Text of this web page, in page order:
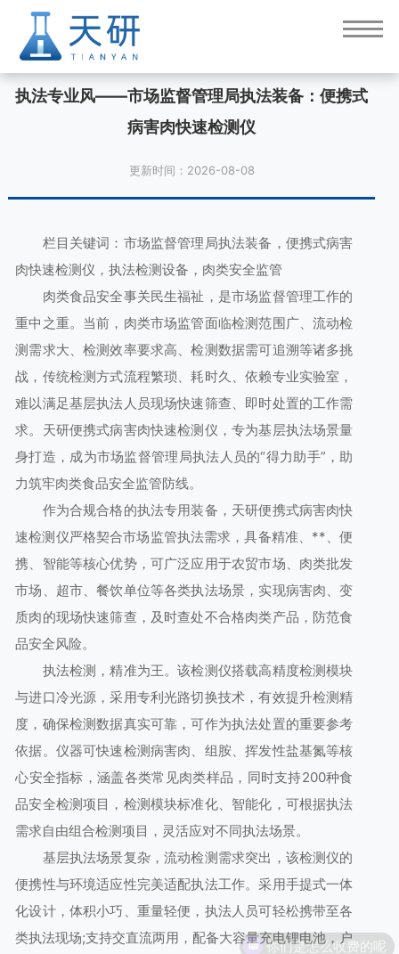
执法专业风——市场监督管理局执法装备：便携式
病害肉快速检测仪
更新时间：2026-08-08
栏目关键词：市场监督管理局执法装备，便携式病害
肉快速检测仪，执法检测设备，肉类安全监管
肉类食品安全事关民生福祉，是市场监督管理工作的
重中之重。当前，肉类市场监管面临检测范围广、流动检
测需求大、检测效率要求高、检测数据需可追溯等诸多挑
战，传统检测方式流程繁琐、耗时久、依赖专业实验室，
难以满足基层执法人员现场快速筛查、即时处置的工作需
求。天研便携式病害肉快速检测仪，专为基层执法场景量
身打造，成为市场监督管理局执法人员的“得力助手”，助
力筑牢肉类食品安全监管防线。
作为合规合格的执法专用装备，天研便携式病害肉快
速检测仪严格契合市场监管执法需求，具备精准、**、便
携、智能等核心优势，可广泛应用于农贸市场、肉类批发
市场、超市、餐饮单位等各类执法场景，实现病害肉、变
质肉的现场快速筛查，及时查处不合格肉类产品，防范食
品安全风险。
执法检测，精准为王。该检测仪搭载高精度检测模块
与进口冷光源，采用专利光路切换技术，有效提升检测精
度，确保检测数据真实可靠，可作为执法处置的重要参考
依据。仪器可快速检测病害肉、组胺、挥发性盐基氮等核
心安全指标，涵盖各类常见肉类样品，同时支持200种食
品安全检测项目，检测模块标准化、智能化，可根据执法
需求自由组合检测项目，灵活应对不同执法场景。
基层执法场景复杂，流动检测需求突出，该检测仪的
便携性与环境适应性完美适配执法工作。采用手提式一体
化设计，体积小巧、重量轻便，执法人员可轻松携带至各
类执法现场;支持交直流两用，配备大容量充电锂电池，户
你们是怎么收费的呢